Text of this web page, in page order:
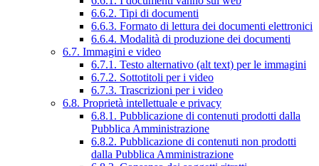
6.6.2. Tipi di documenti
6.6.3. Formato di lettura dei documenti elettronici
6.6.4. Modalità di produzione dei documenti
6.7. Immagini e video
6.7.1. Testo alternativo (alt text) per le immagini
6.7.2. Sottotitoli per i video
6.7.3. Trascrizioni per i video
6.8. Proprietà intellettuale e privacy
6.8.1. Pubblicazione di contenuti prodotti dalla
Pubblica Amministrazione
6.8.2. Pubblicazione di contenuti non prodotti
dalla Pubblica Amministrazione